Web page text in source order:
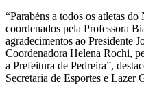
“Parabéns a todos os atletas
coordenados pela Professora
agradecimentos ao Presidente
Coordenadora Helena Rochi,
a Prefeitura de Pedreira”,
Secretaria de Esportes e Lazer